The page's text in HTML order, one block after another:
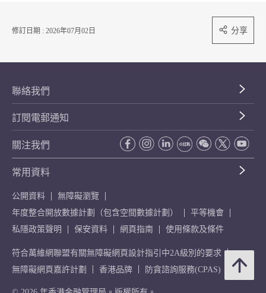
修訂日期 : 2026年07月02日 分享
聯絡我們
訂閱電郵通知
關注我們
常用資料
公開資料
無障礙瀏覽
年度整合開放數據計劃（包含空間數據計劃）
平等機會
私隱政策聲明
保安資料 網頁指南 使用條款及條件
符合萬維網聯盟有關無障礙網頁設計指引中2A級別的要求
無障礙網頁嘉許計劃
香港品牌 防貪諮詢服務(CPAS)